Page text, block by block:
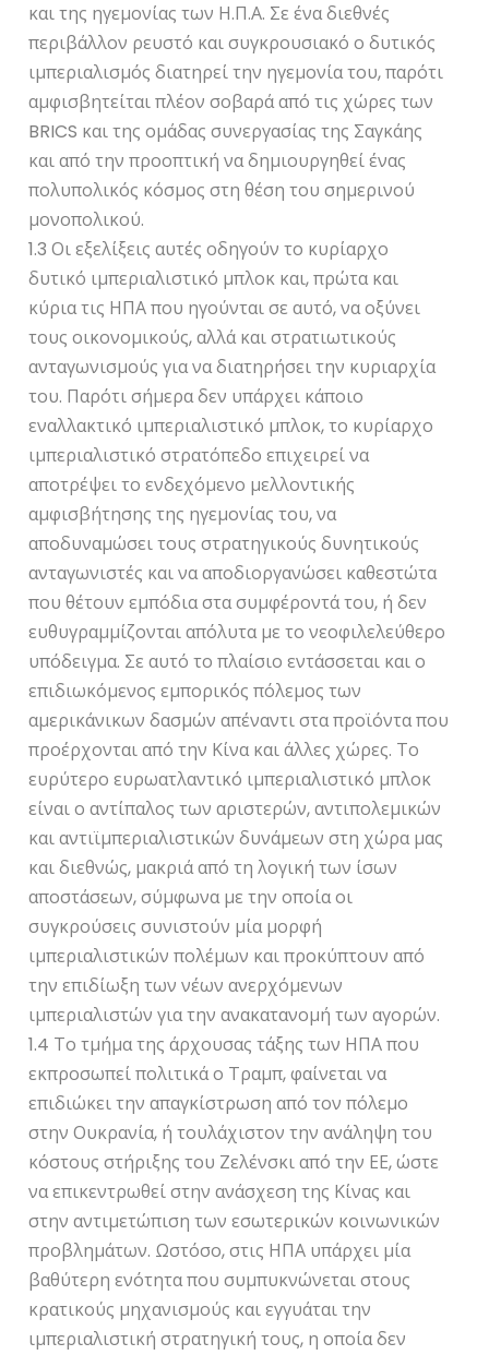
και της ηγεμονίας των Η.Π.Α. Σε ένα διεθνές
περιβάλλον ρευστό και συγκρουσιακό ο δυτικός
ιμπεριαλισμός διατηρεί την ηγεμονία του, παρότι
αμφισβητείται πλέον σοβαρά από τις χώρες των
BRICS και της ομάδας συνεργασίας της Σαγκάης
και από την προοπτική να δημιουργηθεί ένας
πολυπολικός κόσμος στη θέση του σημερινού
μονοπολικού.
1.3 Οι εξελίξεις αυτές οδηγούν το κυρίαρχο
δυτικό ιμπεριαλιστικό μπλοκ και, πρώτα και
κύρια τις ΗΠΑ που ηγούνται σε αυτό, να οξύνει
τους οικονομικούς, αλλά και στρατιωτικούς
ανταγωνισμούς για να διατηρήσει την κυριαρχία
του. Παρότι σήμερα δεν υπάρχει κάποιο
εναλλακτικό ιμπεριαλιστικό μπλοκ, το κυρίαρχο
ιμπεριαλιστικό στρατόπεδο επιχειρεί να
αποτρέψει το ενδεχόμενο μελλοντικής
αμφισβήτησης της ηγεμονίας του, να
αποδυναμώσει τους στρατηγικούς δυνητικούς
ανταγωνιστές και να αποδιοργανώσει καθεστώτα
που θέτουν εμπόδια στα συμφέροντά του, ή δεν
ευθυγραμμίζονται απόλυτα με το νεοφιλελεύθερο
υπόδειγμα. Σε αυτό το πλαίσιο εντάσσεται και ο
επιδιωκόμενος εμπορικός πόλεμος των
αμερικάνικων δασμών απέναντι στα προϊόντα που
προέρχονται από την Κίνα και άλλες χώρες. Το
ευρύτερο ευρωατλαντικό ιμπεριαλιστικό μπλοκ
είναι ο αντίπαλος των αριστερών, αντιπολεμικών
και αντιϊμπεριαλιστικών δυνάμεων στη χώρα μας
και διεθνώς, μακριά από τη λογική των ίσων
αποστάσεων, σύμφωνα με την οποία οι
συγκρούσεις συνιστούν μία μορφή
ιμπεριαλιστικών πολέμων και προκύπτουν από
την επιδίωξη των νέων ανερχόμενων
ιμπεριαλιστών για την ανακατανομή των αγορών.
1.4 Το τμήμα της άρχουσας τάξης των ΗΠΑ που
εκπροσωπεί πολιτικά ο Τραμπ, φαίνεται να
επιδιώκει την απαγκίστρωση από τον πόλεμο
στην Ουκρανία, ή τουλάχιστον την ανάληψη του
κόστους στήριξης του Ζελένσκι από την ΕΕ, ώστε
να επικεντρωθεί στην ανάσχεση της Κίνας και
στην αντιμετώπιση των εσωτερικών κοινωνικών
προβλημάτων. Ωστόσο, στις ΗΠΑ υπάρχει μία
βαθύτερη ενότητα που συμπυκνώνεται στους
κρατικούς μηχανισμούς και εγγυάται την
ιμπεριαλιστική στρατηγική τους, η οποία δεν